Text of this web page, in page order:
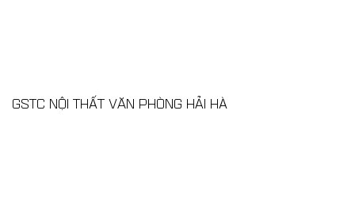
GSTC NỘI THẤT VĂN PHÒNG HẢI HÀ